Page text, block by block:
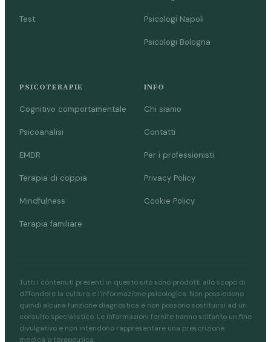
Test Psicologi Napoli
Psicologi Bologna
PSICOTERAPIE
Cognitivo comportamentale
Psicoanalisi
EMDR
Terapia di coppia
Mindfulness
Terapia familiare
INFO
Chi siamo
Contatti
Per i professionisti
Privacy Policy
Cookie Policy
Tutti i contenuti presenti in questo sito sono prodotti allo scopo di
diffondere la cultura e l'informazione psicologica. Non possiedono
quindi alcuna funzione diagnostica e non possono sostituirsi ad un
consulto specialistico. Le informazioni fornite hanno soltanto un fine
divulgativo e non intendono rappresentare una prescrizione
medica o terapeutica.